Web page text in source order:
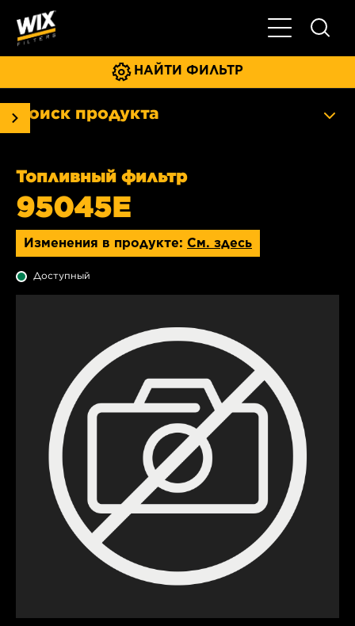
Главное
НАЙТИ ФИЛЬТР
Поиск продукта
Топливный фильтр
95045E
Изменения в продукте: См. здесь
Доступный